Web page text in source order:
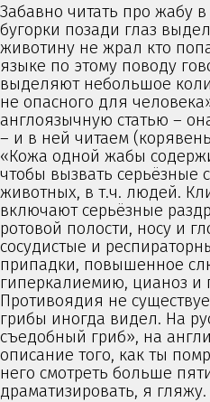
Забавно читать про жабу
бугорки позади глаз
животину не жрал кто
языке по этому поводу
выделяют небольшое
не опасного для
англоязычную статью –
– и в ней читаем
«Кожа одной жабы
чтобы вызвать
животных, в т.ч. людей.
включают серьёзные
ротовой полости, носу и
сосудистые и
припадки, повышенное
гиперкалиемию, цианоз и
Противоядия не
грибы иногда видел. На
съедобный гриб», на
описание того, как ты
него смотреть больше
драматизировать, я гляжу.